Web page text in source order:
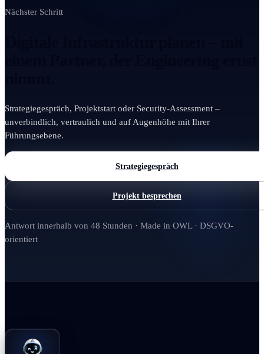
Nächster Schritt
Strategiegespräch, Projektstart oder Security-Assessment –
unverbindlich, vertraulich und auf Augenhöhe mit Ihrer
Führungsebene.
Strategiegespräch
Projekt besprechen
Antwort innerhalb von 48 Stunden · Made in OWL · DSGVO-
orientiert